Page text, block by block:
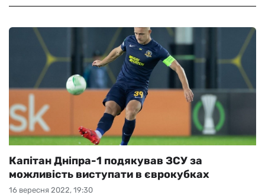
16 вересня 2022, 19:30
Капітан Дніпра-1 подякував ЗСУ за
можливість виступати в єврокубках